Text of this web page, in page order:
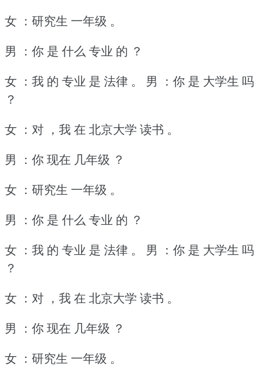
女 ：研究生 一年级 。
男 ：你 是 什么 专业 的 ？
女 ：我 的 专业 是 法律 。
男 ：你 是 大学生 吗
？
女 ：对 ，我 在 北京大学 读书 。
男 ：你 现在 几年级 ？
女 ：研究生 一年级 。
男 ：你 是 什么 专业 的 ？
女 ：我 的 专业 是 法律 。
男 ：你 是 大学生 吗
？
女 ：对 ，我 在 北京大学 读书 。
男 ：你 现在 几年级 ？
女 ：研究生 一年级 。